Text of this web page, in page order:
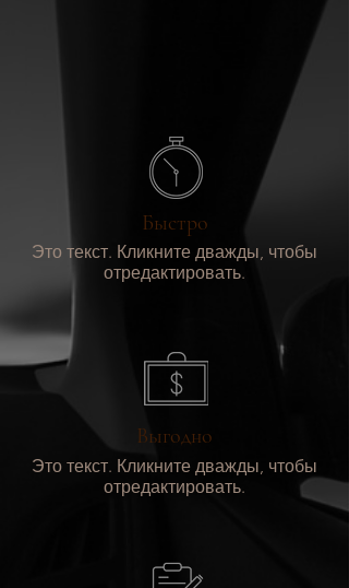
Быстро
Это текст. Кликните дважды, чтобы
отредактировать.
Выгодно
Это текст. Кликните дважды, чтобы
отредактировать.